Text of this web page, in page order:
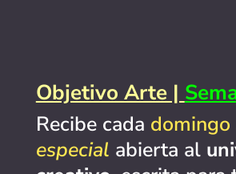
Objetivo Arte |
Recibe cada domingo
especial abierta al